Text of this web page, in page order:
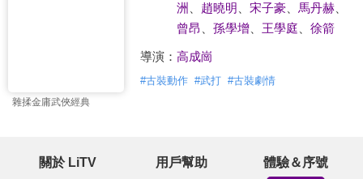
雜揉金庸武俠經典
洲
趙曉明 宋子豪 馬丹赫、
曾昂
孫學增、 王學庭 徐箭
導演： 高成崗
#古裝動作 #武打 #古裝劇情
關於 LiTV 用戶幫助 體驗＆序號